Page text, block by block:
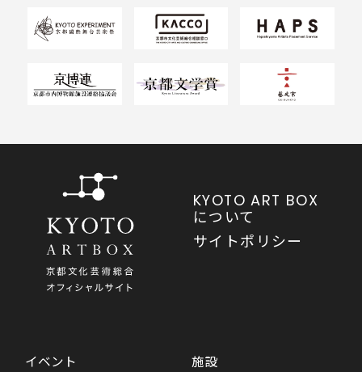
KYOTO ART BOX
について
サイトポリシー
イベント 施設